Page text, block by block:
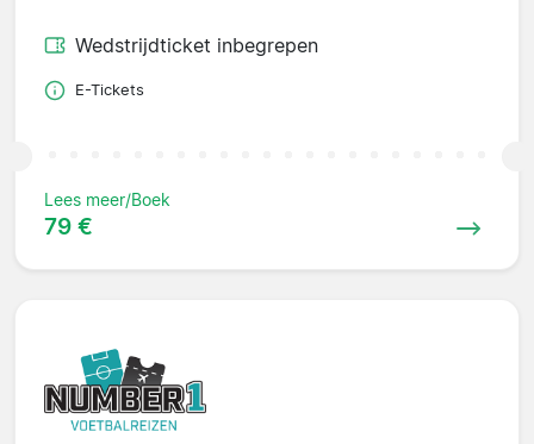
Wedstrijdticket inbegrepen
E-Tickets
Lees meer/Boek
79 €